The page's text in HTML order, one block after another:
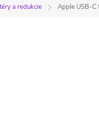
a redukcie Apple USB-C